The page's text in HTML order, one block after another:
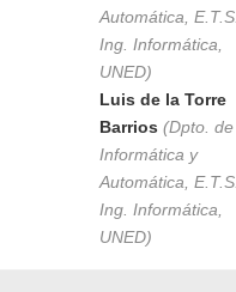
Automática,
Ing. Informática,
UNED)
Luis de la Torre
Barrios (Dpto. de
Informática y
Automática,
Ing. Informática,
UNED)